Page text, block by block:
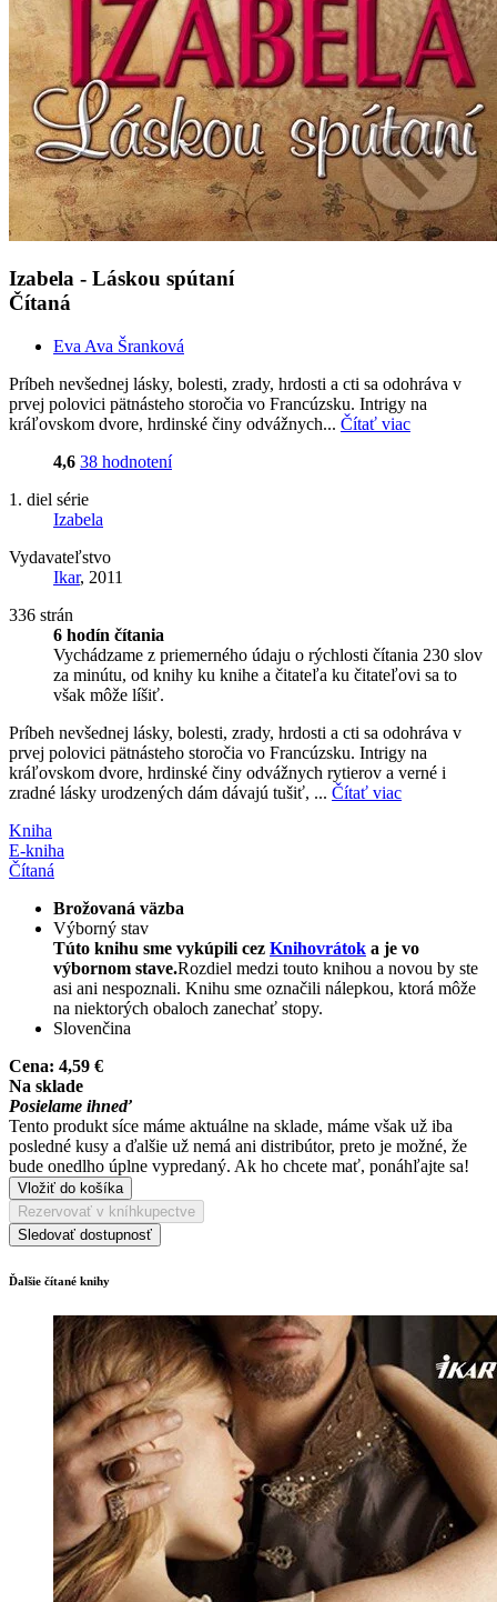
Izabela - Láskou spútaní
Čítaná
Eva Ava Šranková
Príbeh nevšednej lásky, bolesti, zrady, hrdosti a cti sa odohráva v
prvej polovici pätnásteho storočia vo Francúzsku. Intrigy na
kráľovskom dvore, hrdinské činy odvážnych... Čítať viac
4,6 38 hodnotení
1. diel série
Izabela
Vydavateľstvo
Ikar, 2011
336 strán
6 hodín čítania
Vychádzame z priemerného údaju o rýchlosti čítania 230 slov
za minútu, od knihy ku knihe a čitateľa ku čitateľovi sa to
však môže líšiť.
Príbeh nevšednej lásky, bolesti, zrady, hrdosti a cti sa odohráva v
prvej polovici pätnásteho storočia vo Francúzsku. Intrigy na
kráľovskom dvore, hrdinské činy odvážnych rytierov a verné i
zradné lásky urodzených dám dávajú tušiť, ... Čítať viac
Kniha
E-kniha
Čítaná
Brožovaná väzba
Výborný stav
Túto knihu sme vykúpili cez Knihovrátok a je vo
výbornom stave.Rozdiel medzi touto knihou a novou by ste
asi ani nespoznali. Knihu sme označili nálepkou, ktorá môže
na niektorých obaloch zanechať stopy.
Slovenčina
Cena: 4,59 €
Na sklade
Posielame ihneď
Tento produkt síce máme aktuálne na sklade, máme však už iba
posledné kusy a ďalšie už nemá ani distribútor, preto je možné, že
bude onedlho úplne vypredaný. Ak ho chcete mať, ponáhľajte sa!
Vložiť do košíka
Rezervovať v kníhkupectve
Sledovať dostupnosť
Ďalšie čítané knihy